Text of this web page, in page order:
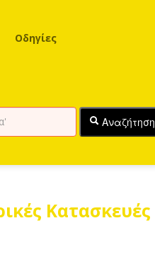
Οδηγίες
Αναζήτηση
Κατασκευές